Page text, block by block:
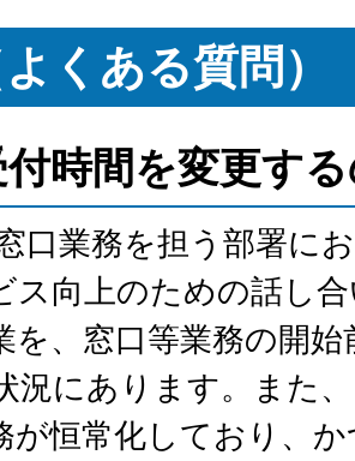
くある質問）
時間を変更す
口業務を担う部署に
ス向上のための話し
を、窓口等業務の開
況にあります。また
が恒常化しており、